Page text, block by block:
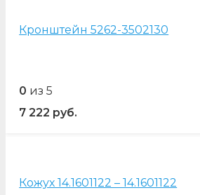
Кронштейн 5262-3502130
0 из 5
7 222 руб.
Кожух 14.1601122 – 14.1601122